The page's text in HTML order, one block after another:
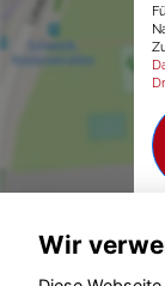
Wir